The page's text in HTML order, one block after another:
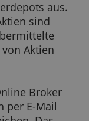
sich nicht nur
und
Aktien sind
von Aktien